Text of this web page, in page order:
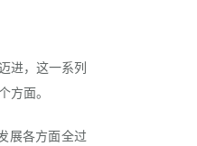
进，这一系列
面。
展各方面全过